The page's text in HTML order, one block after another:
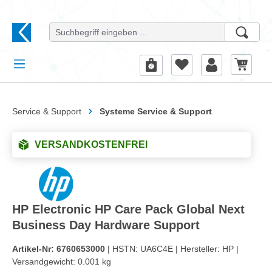
Service & Support Systeme Service & Support
VERSANDKOSTENFREI
HP Electronic HP Care Pack Global Next
Business Day Hardware Support
Artikel-Nr: 6760653000 | HSTN: UA6C4E | Hersteller: HP |
Versandgewicht: 0.001 kg